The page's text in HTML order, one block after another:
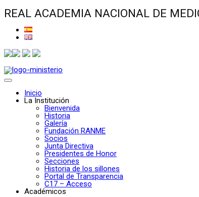
REAL ACADEMIA NACIONAL DE
Inicio
La Institución
Bienvenida
Historia
Galería
Fundación RANME
Socios
Junta Directiva
Presidentes de Honor
Secciones
Historia de los sillones
Portal de Transparencia
C17 – Acceso
Académicos